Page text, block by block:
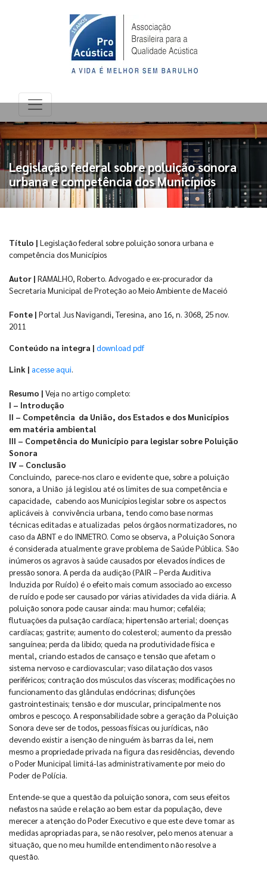
Legislação federal sobre poluição sonora
urbana e competência dos Municípios
Título | Legislação federal sobre poluição sonora urbana e
competência dos Municípios
Autor | RAMALHO, Roberto. Advogado e ex-procurador da
Secretaria Municipal de Proteção ao Meio Ambiente de Maceió
Fonte | Portal Jus Navigandi, Teresina, ano 16, n. 3068, 25 nov.
2011
Conteúdo na integra | download pdf
Link | acesse aqui.
Resumo | Veja no artigo completo:
I – Introdução
II – Competência da União, dos Estados e dos Municípios
em matéria ambiental
III – Competência do Município para legislar sobre Poluição
Sonora
IV – Conclusão
Concluindo, parece-nos claro e evidente que, sobre a poluição
sonora, a União já legislou até os limites de sua competência e
capacidade, cabendo aos Municípios legislar sobre os aspectos
aplicáveis à convivência urbana, tendo como base normas
técnicas editadas e atualizadas pelos órgãos normatizadores, no
caso da ABNT e do INMETRO. Como se observa, a Poluição Sonora
é considerada atualmente grave problema de Saúde Pública. São
inúmeros os agravos à saúde causados por elevados índices de
pressão sonora. A perda da audição (PAIR – Perda Auditiva
Induzida por Ruído) é o efeito mais comum associado ao excesso
de ruído e pode ser causado por várias atividades da vida diária. A
poluição sonora pode causar ainda: mau humor; cefaléia;
flutuações da pulsação cardíaca; hipertensão arterial; doenças
cardíacas; gastrite; aumento do colesterol; aumento da pressão
sanguínea; perda da libido; queda na produtividade física e
mental, criando estados de cansaço e tensão que afetam o
sistema nervoso e cardiovascular; vaso dilatação dos vasos
periféricos; contração dos músculos das vísceras; modificações no
funcionamento das glândulas endócrinas; disfunções
gastrointestinais; tensão e dor muscular, principalmente nos
ombros e pescoço. A responsabilidade sobre a geração da Poluição
Sonora deve ser de todos, pessoas físicas ou jurídicas, não
devendo existir a isenção de ninguém às barras da lei, nem
mesmo a propriedade privada na figura das residências, devendo
o Poder Municipal limitá-las administrativamente por meio do
Poder de Polícia.
Entende-se que a questão da poluição sonora, com seus efeitos
nefastos na saúde e relação ao bem estar da população, deve
merecer a atenção do Poder Executivo e que este deve tomar as
medidas apropriadas para, se não resolver, pelo menos atenuar a
situação, que no meu humilde entendimento não resolve a
questão.